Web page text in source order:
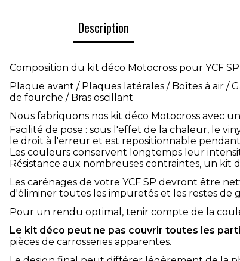
Description
Composition du kit déco Motocross pour YCF SP
Plaque avant / Plaques latérales / Boîtes à air
de fourche / Bras oscillant
Nous fabriquons nos kit déco Motocross avec
Facilité de pose : sous l'effet de la chaleur, le
le droit à l'erreur et est repositionnable
Les couleurs conservent longtemps leur
Résistance aux nombreuses contraintes, un kit
Les carénages de votre YCF SP devront être
d'éliminer toutes les impuretés et les restes de
Pour un rendu optimal, tenir compte de la
Le kit déco peut ne pas couvrir toutes les
pièces de carrosseries apparentes.